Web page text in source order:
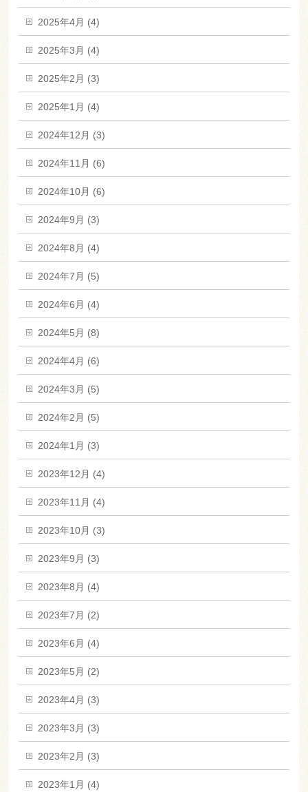
2025年4月 (4)
2025年3月 (4)
2025年2月 (3)
2025年1月 (4)
2024年12月 (3)
2024年11月 (6)
2024年10月 (6)
2024年9月 (3)
2024年8月 (4)
2024年7月 (5)
2024年6月 (4)
2024年5月 (8)
2024年4月 (6)
2024年3月 (5)
2024年2月 (5)
2024年1月 (3)
2023年12月 (4)
2023年11月 (4)
2023年10月 (3)
2023年9月 (3)
2023年8月 (4)
2023年7月 (2)
2023年6月 (4)
2023年5月 (2)
2023年4月 (3)
2023年3月 (3)
2023年2月 (3)
2023年1月 (4)